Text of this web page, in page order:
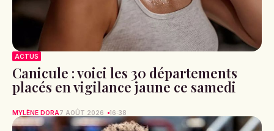
ACTUS
Canicule : voici les 30 départements
placés en vigilance jaune ce samedi
MYLÈNE DORA7 AOÛT 2026 16:38